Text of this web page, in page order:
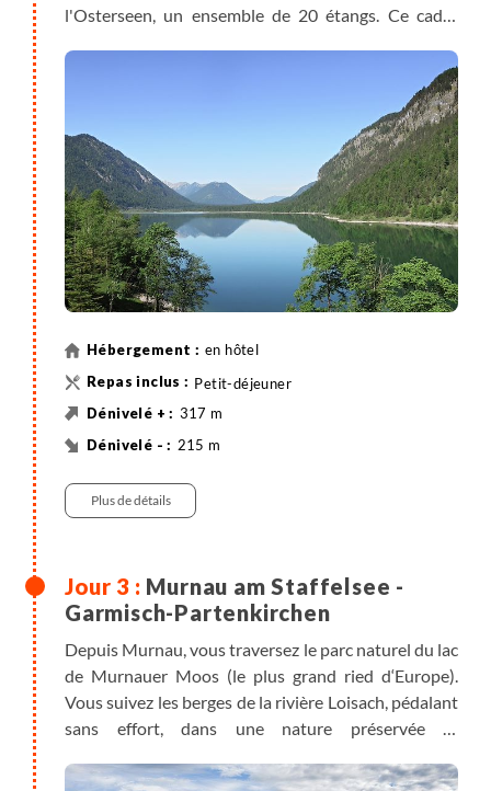
l'Osterseen, un ensemble de 20 étangs. Ce cadre
naturelle de plus de 1000 hectares, un petit paradis
qui invite à la baignade. Vous passez ensuite devant
le lac Froschhauser, l'un des plus chauds de Bavière,
puis arrivez à Murnau. Vous disposez de
suffisamment de temps pour visiter l'un des musées
ou vous émerveiller dans la vieille ville colorée.
en hôtel
Petit-déjeuner
317 m
215 m
Vélo
Plus de détails
Murnau am Staffelsee -
Garmisch-Partenkirchen
Depuis Murnau, vous traversez le parc naturel du lac
de Murnauer Moos (le plus grand ried d‘Europe).
Vous suivez les berges de la rivière Loisach, pédalant
sans effort, dans une nature préservée et
monter en train à 2962m avec le Zugspietzbahnn, si